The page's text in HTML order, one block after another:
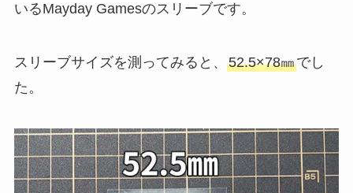
いるMayday Gamesのスリーブです。
スリーブサイズを測ってみると、 52.5×78㎜でし
た。